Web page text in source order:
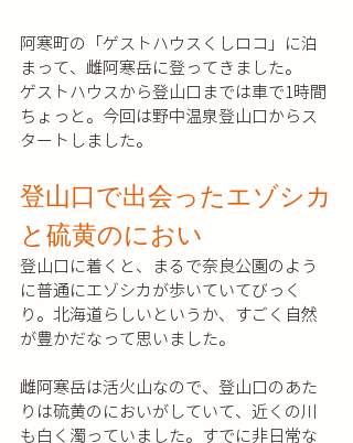
阿寒町の「ゲストハウスくしロコ」に泊
まって、雌阿寒岳に登ってきました。
ゲストハウスから登山口までは車で1時間
ちょっと。今回は野中温泉登山口からス
タートしました。
登山口で出会ったエゾシカ
と硫黄のにおい
登山口に着くと、まるで奈良公園のよう
に普通にエゾシカが歩いていてびっく
り。北海道らしいというか、すごく自然
が豊かだなって思いました。
雌阿寒岳は活火山なので、登山口のあた
りは硫黄のにおいがしていて、近くの川
も白く濁っていました。すでに非日常な